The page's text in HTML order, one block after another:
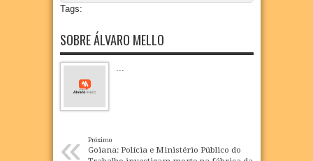
Tags:
SOBRE ÁLVARO MELLO
« Próximo
Goiana: Polícia e Ministério Público do